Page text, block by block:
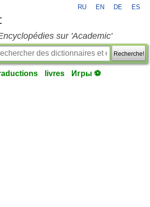
RU EN DE ES
sur 'Academic'
Recherche!
livres Игры ⚽